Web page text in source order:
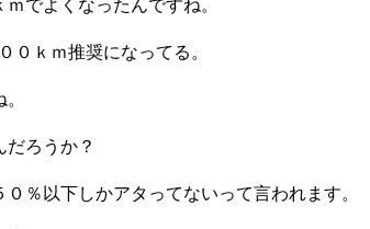
でよくなったんですね。
０ｋｍ推奨になってる。
ろうか？
％以下しかアタってないって言われます。